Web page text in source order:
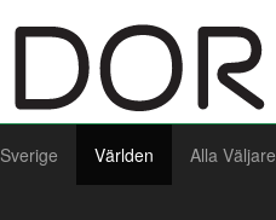
Sverige Världen Alla Väljare